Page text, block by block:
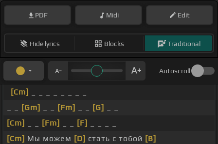
PDF Midi Edit
Hide lyrics Blocks Traditional
Autoscroll
[Cm]
[Gm] [Fm] [G]
[Cm]
[Fm] [F]
[Cm] Мы можем [D] стать с тобой [B]